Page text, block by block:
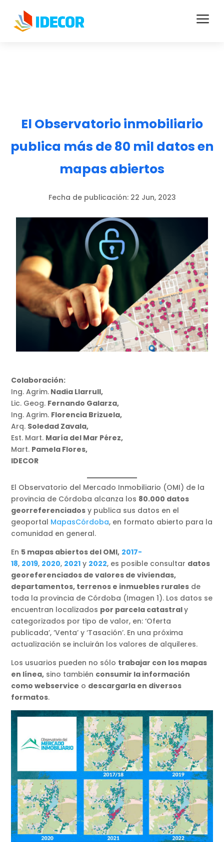
a
El Observatorio inmobiliario
publica más de 80 mil datos en
mapas abiertos
Fecha de publicación: 22 Jun, 2023
Colaboración:
Ing. Agrim. Nadia Llarrull,
Lic. Geog. Fernando Galarza,
Ing. Agrim. Florencia Brizuela,
Arq. Soledad Zavala,
Est. Mart. María del Mar Pérez,
Mart. Pamela Flores,
IDECOR
El Observatorio del Mercado Inmobiliario (OMI) de la
provincia de Córdoba alcanza los 80.000 datos
georreferenciados y publica sus datos en el
geoportal MapasCórdoba, en formato abierto para la
comunidad en general.
En 5 mapas abiertos del OMI, 2017-
18, 2019, 2020, 2021 y 2022, es posible consultar datos
georeferenciados de valores de viviendas,
departamentos, terrenos e inmuebles rurales de
toda la provincia de Córdoba (Imagen 1). Los datos se
encuentran localizados por parcela catastraly
categorizados por tipo de valor, en: ‘Oferta
publicada’, ‘Venta’ y ‘Tasación’. En una próxima
actualización se incluirán los valores de alquileres.
Los usuarios pueden no sólo trabajar con los mapas
en línea, sino también consumir la información
como webservice o descargarla en diversos
formatos.